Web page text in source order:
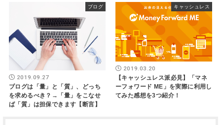
ブログ
2019.09.27
ブログは「量」と「質」、どっち
を求めるべき？→「量」をこなせ
ば「質」は担保できます【断言】
キャッシュレス
2019.03.20
【キャッシュレス派必見】「マネ
ーフォワード ME」を実際に利用し
てみた感想を3つ紹介！